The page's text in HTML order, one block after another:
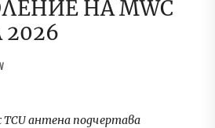
НА MWC
2026
TCUантена подчертава